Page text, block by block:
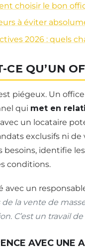
choisir le bon
à éviter
2026 : quels
CE QU’UN
piégeux. Un
qui met en
un locataire
exclusifs ni de
besoins, identifie
conditions.
avec un
de la vente de
C’est un travail
AVEC UNE